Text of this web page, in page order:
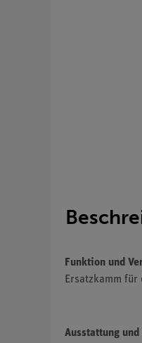
Funktion und
Ersatzkamm für
Ausstattung